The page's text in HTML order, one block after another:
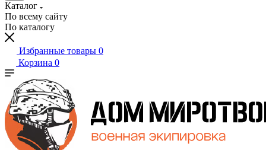
Каталог
По всему сайту
По каталогу
Избранные товары 0
Корзина 0